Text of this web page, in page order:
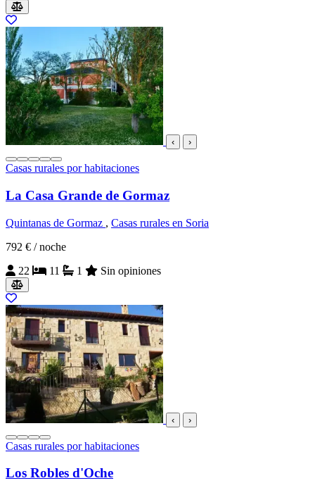
‹ ›
Casas rurales por habitaciones
La Casa Grande de Gormaz
Quintanas de Gormaz , Casas rurales en Soria
792 € / noche
22
11 1 Sin opiniones
‹ ›
Casas rurales por habitaciones
Los Robles d'Oche